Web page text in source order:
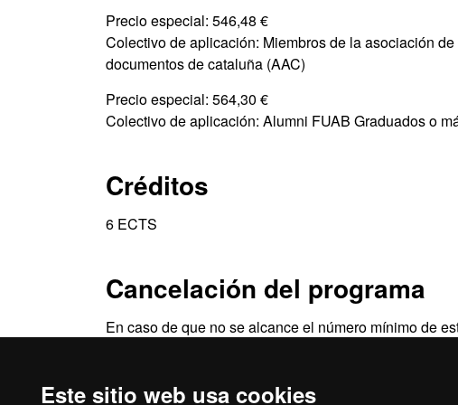
Este sitio web usa cookies
Precio especial: 546,48 €
Colectivo de aplicación: Miembros de la asociación
documentos de cataluña (AAC)
Precio especial: 564,30 €
Colectivo de aplicación: Alumni FUAB Graduados o
Créditos
6 ECTS
Cancelación del programa
En caso de que no se alcance el número mínimo de